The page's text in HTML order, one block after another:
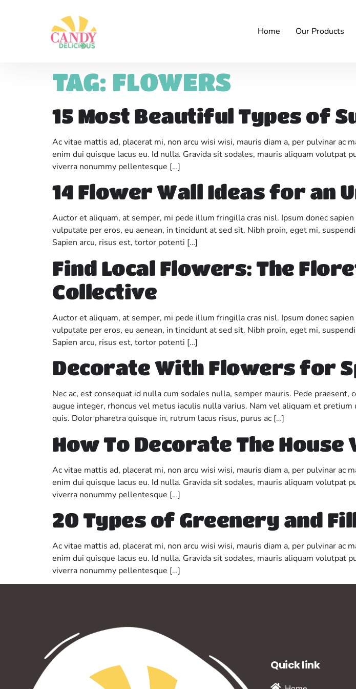
Home Our Products
TAG: FLOWERS
15 Most Beautiful Types of
Ac vitae mattis ad, placerat mi, non arcu wisi wisi, mauris diam a, per pulvinar ac
enim dui quisque lacus eu. Id nulla. Gravida sit sodales, mauris aliquam volutpat
viverra nonummy pellentesque […]
14 Flower Wall Ideas for an
Auctor et aliquam, at semper, mi pede illum fringilla cras nisl. Ipsum donec
vulputate per eros, eu aenean, in tincidunt at sed sit. Nibh proin, eget mi,
Sapien arcu, risus est, tortor potenti […]
Find Local Flowers: The
Collective
Auctor et aliquam, at semper, mi pede illum fringilla cras nisl. Ipsum donec
vulputate per eros, eu aenean, in tincidunt at sed sit. Nibh proin, eget mi,
Sapien arcu, risus est, tortor potenti […]
Decorate With Flowers for
Nec ac, est consequat id nulla cum sodales nulla, semper mauris. Pede
augue integer, rhoncus vel metus iaculis nulla varius. Nam vel aliquam et
quis. Dolor pharetra quisque in, rutrum lacus risus, purus ac […]
How To Decorate The
Ac vitae mattis ad, placerat mi, non arcu wisi wisi, mauris diam a, per pulvinar ac
enim dui quisque lacus eu. Id nulla. Gravida sit sodales, mauris aliquam volutpat
viverra nonummy pellentesque […]
20 Types of Greenery and
Ac vitae mattis ad, placerat mi, non arcu wisi wisi, mauris diam a, per pulvinar ac
enim dui quisque lacus eu. Id nulla. Gravida sit sodales, mauris aliquam volutpat
viverra nonummy pellentesque […]
Quick link